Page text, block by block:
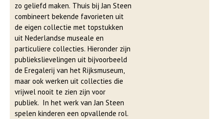
zo geliefd maken. Thuis bij Jan Steen
combineert bekende favorieten uit
de eigen collectie met topstukken
uit Nederlandse museale en
particuliere collecties. Hieronder zijn
publiekslievelingen uit bijvoorbeeld
de Eregalerij van het Rijksmuseum,
maar ook werken uit collecties die
vrijwel nooit te zien zijn voor
publiek. In het werk van Jan Steen
spelen kinderen een opvallende rol.